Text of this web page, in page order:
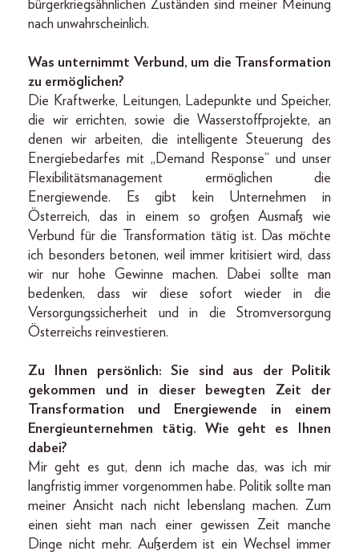
bürgerkriegsähnlichen Zuständen sind meiner Meinung
nach unwahrscheinlich.
Was unternimmt Verbund, um die Transformation
zu ermöglichen?
Die Kraftwerke, Leitungen, Ladepunkte und Speicher,
die wir errichten, sowie die Wasserstoffprojekte, an
denen wir arbeiten, die intelligente Steuerung des
Energiebedarfes mit „Demand Response“ und unser
Flexibilitätsmanagement ermöglichen die
Energiewende. Es gibt kein Unternehmen in
Österreich, das in einem so großen Ausmaß wie
Verbund für die Transformation tätig ist. Das möchte
ich besonders betonen, weil immer kritisiert wird, dass
wir nur hohe Gewinne machen. Dabei sollte man
bedenken, dass wir diese sofort wieder in die
Versorgungssicherheit und in die Stromversorgung
Österreichs reinvestieren.
Zu Ihnen persönlich: Sie sind aus der Politik
gekommen und in dieser bewegten Zeit der
Transformation und Energiewende in einem
Energieunternehmen tätig. Wie geht es Ihnen
dabei?
Mir geht es gut, denn ich mache das, was ich mir
langfristig immer vorgenommen habe. Politik sollte man
meiner Ansicht nach nicht lebenslang machen. Zum
einen sieht man nach einer gewissen Zeit manche
Dinge nicht mehr. Außerdem ist ein Wechsel immer